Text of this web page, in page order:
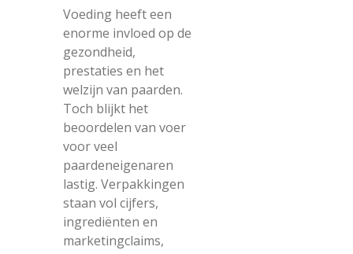
Voeding heeft een
enorme invloed op de
gezondheid,
prestaties en het
welzijn van paarden.
Toch blijkt het
beoordelen van voer
voor veel
paardeneigenaren
lastig. Verpakkingen
staan vol cijfers,
ingrediënten en
marketingclaims,